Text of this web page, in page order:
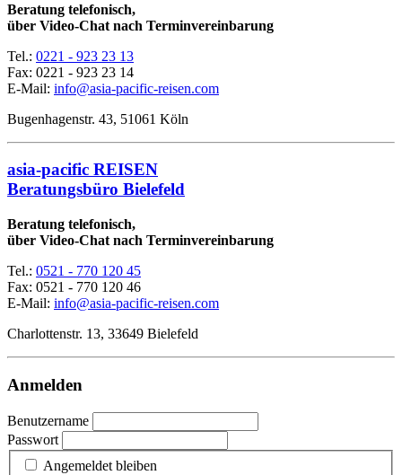
Beratung telefonisch,
über Video-Chat nach Terminvereinbarung
Tel.: 0221 - 923 23 13
Fax: 0221 - 923 23 14
E-Mail: info@asia-pacific-reisen.com
Bugenhagenstr. 43, 51061 Köln
asia-pacific REISEN
Beratungsbüro Bielefeld
Beratung telefonisch,
über Video-Chat nach Terminvereinbarung
Tel.: 0521 - 770 120 45
Fax: 0521 - 770 120 46
E-Mail: info@asia-pacific-reisen.com
Charlottenstr. 13, 33649 Bielefeld
Anmelden
Benutzername
Passwort
Angemeldet bleiben